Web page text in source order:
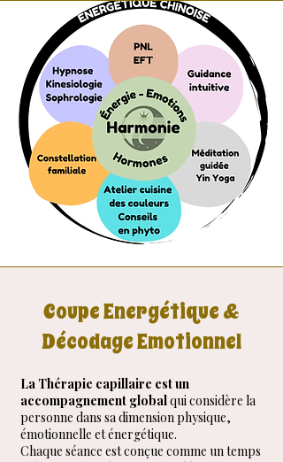
Coupe Energétique &
Décodage Emotionnel
La Thérapie capillaire est un
accompagnement globalqui considère la
personne dans sa dimension physique,
émotionnelle et énergétique.
Chaque séance est conçue comme un temps